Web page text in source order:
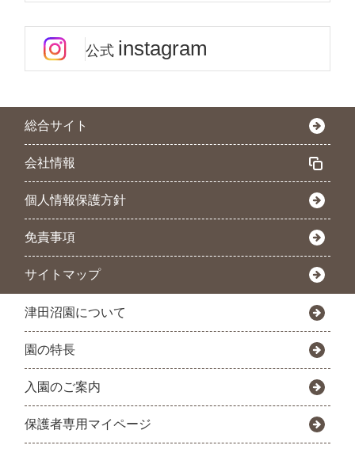
公式 instagram
総合サイト
会社情報
個人情報保護方針
免責事項
サイトマップ
津田沼園について
園の特長
入園のご案内
保護者専用マイページ